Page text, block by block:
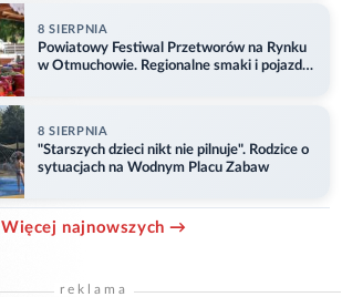
8 SIERPNIA
Powiatowy Festiwal Przetworów na Rynku
w Otmuchowie. Regionalne smaki i pojazdy
8 SIERPNIA
"Starszych dzieci nikt nie pilnuje". Rodzice o
sytuacjach na Wodnym Placu Zabaw
Więcej najnowszych →
reklama